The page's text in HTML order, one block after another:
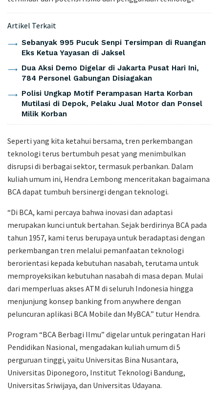
Artikel Terkait
Sebanyak 995 Pucuk Senpi Tersimpan di Ruangan
Eks Ketua Yayasan di Jaksel
Dua Aksi Demo Digelar di Jakarta Pusat Hari Ini,
784 Personel Gabungan Disiagakan
Polisi Ungkap Motif Perampasan Harta Korban
Mutilasi di Depok, Pelaku Jual Motor dan Ponsel
Milik Korban
Seperti yang kita ketahui bersama, tren perkembangan
teknologi terus bertumbuh pesat yang menimbulkan
disrupsi di berbagai sektor, termasuk perbankan. Dalam
kuliah umum ini, Hendra Lembong menceritakan bagaimana
BCA dapat tumbuh bersinergi dengan teknologi.
“Di BCA, kami percaya bahwa inovasi dan adaptasi
merupakan kunci untuk bertahan. Sejak berdirinya BCA pada
tahun 1957, kami terus berupaya untuk beradaptasi dengan
perkembangan tren melalui pemanfaatan teknologi
berorientasi kepada kebutuhan nasabah, terutama untuk
memproyeksikan kebutuhan nasabah di masa depan. Mulai
dari memperluas akses ATM di seluruh Indonesia hingga
menjunjung konsep banking from anywhere dengan
peluncuran aplikasi BCA Mobile dan MyBCA.” tutur Hendra.
Program “BCA Berbagi Ilmu” digelar untuk peringatan Hari
Pendidikan Nasional, mengadakan kuliah umum di 5
perguruan tinggi, yaitu Universitas Bina Nusantara,
Universitas Diponegoro, Institut Teknologi Bandung,
Universitas Sriwijaya, dan Universitas Udayana.